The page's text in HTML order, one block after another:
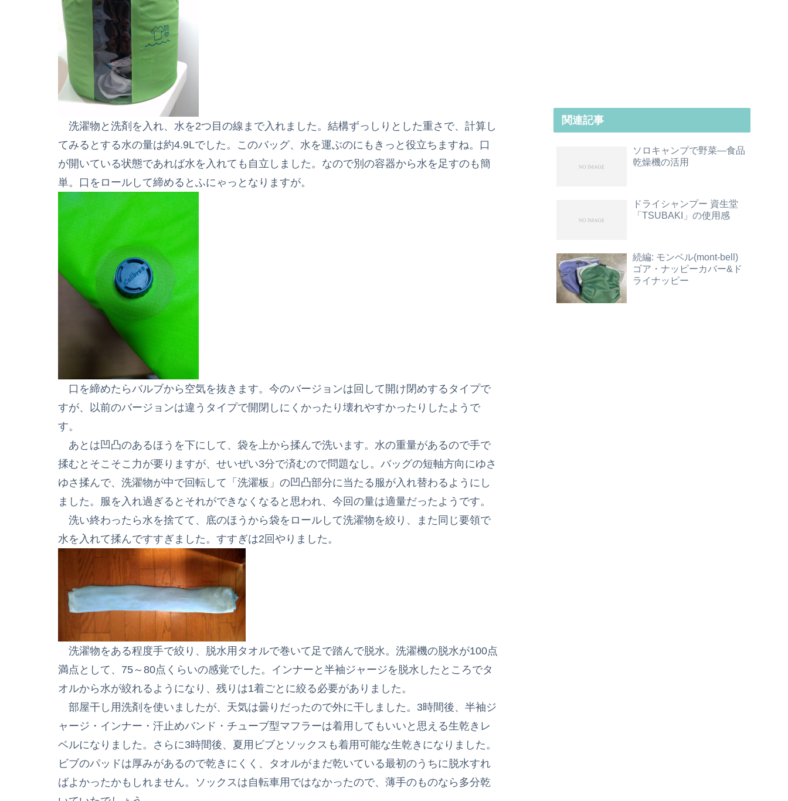
洗濯物と洗剤を入れ、水を2つ目の線まで入れました。結構ずっしりとした重さで、計算し
てみるとする水の量は約4.9Lでした。このバッグ、水を運ぶのにもきっと役立ちますね。口
が開いている状態であれば水を入れても自立しました。なので別の容器から水を足すのも簡
単。口をロールして締めるとふにゃっとなりますが。
口を締めたらバルブから空気を抜きます。今のバージョンは回して開け閉めするタイプで
すが、以前のバージョンは違うタイプで開閉しにくかったり壊れやすかったりしたようで
す。
あとは凹凸のあるほうを下にして、袋を上から揉んで洗います。水の重量があるので手で
揉むとそこそこ力が要りますが、せいぜい3分で済むので問題なし。バッグの短軸方向にゆさ
ゆさ揉んで、洗濯物が中で回転して「洗濯板」の凹凸部分に当たる服が入れ替わるようにし
ました。服を入れ過ぎるとそれができなくなると思われ、今回の量は適量だったようです。
洗い終わったら水を捨てて、底のほうから袋をロールして洗濯物を絞り、また同じ要領で
水を入れて揉んですすぎました。すすぎは2回やりました。
洗濯物をある程度手で絞り、脱水用タオルで巻いて足で踏んで脱水。洗濯機の脱水が100点
満点として、75～80点くらいの感覚でした。インナーと半袖ジャージを脱水したところでタ
オルから水が絞れるようになり、残りは1着ごとに絞る必要がありました。
部屋干し用洗剤を使いましたが、天気は曇りだったので外に干しました。3時間後、半袖ジ
ャージ・インナー・汗止めバンド・チューブ型マフラーは着用してもいいと思える生乾きレ
ベルになりました。さらに3時間後、夏用ビブとソックスも着用可能な生乾きになりました。
ビブのパッドは厚みがあるので乾きにくく、タオルがまだ乾いている最初のうちに脱水すれ
ばよかったかもしれません。ソックスは自転車用ではなかったので、薄手のものなら多分乾
関連記事
ソロキャンプで野菜―食品
乾燥機の活用
ドライシャンプー 資生堂
「TSUBAKI」の使用感
続編: モンベル(mont-bell)
ゴア・ナッピーカバー&ド
ライナッピー